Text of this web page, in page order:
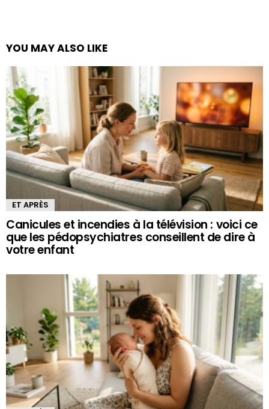
YOU MAY ALSO LIKE
ET APRÈS
Canicules et incendies à la télévision : voici ce
que les pédopsychiatres conseillent de dire à
votre enfant